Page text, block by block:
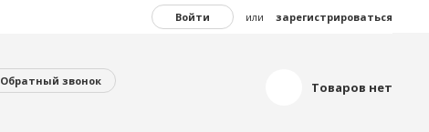
Войти или зарегистрироваться
Товаров нет
Обратный звонок